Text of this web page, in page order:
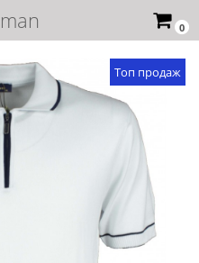
0
man
Топ продаж